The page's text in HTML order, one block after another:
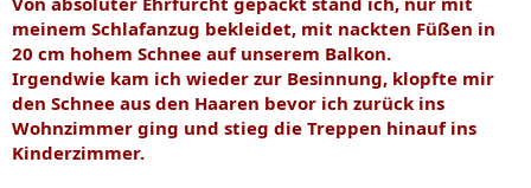
meinem Schlafanzug bekleidet, mit nackten Füßen in
20 cm hohem Schnee auf unserem Balkon.
Irgendwie kam ich wieder zur Besinnung, klopfte mir
den Schnee aus den Haaren bevor ich zurück ins
Wohnzimmer ging und stieg die Treppen hinauf ins
Kinderzimmer.